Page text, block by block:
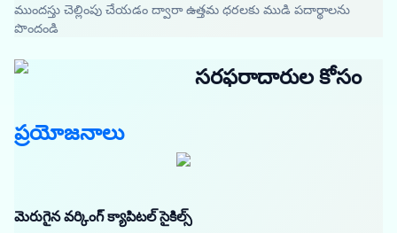
ముందస్తు చెల్లింపు చేయడం ద్వారా ఉత్తమ ధరలకు ముడి పదార్థాలను
పొందండి
సరఫరాదారుల కోసం
ప్రయోజనాలు
మెరుగైన వర్కింగ్ క్యాపిటల్ సైకిల్స్